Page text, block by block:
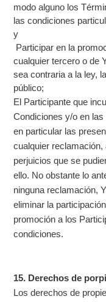
modo alguno los
las condiciones
y
Participar en la
cualquier tercero o de
sea contraria a la ley,
público;
El Participante que
Condiciones y/o en
en particular las
cualquier
perjuicios que se
ello. No obstante lo
ninguna reclamación,
eliminar la
promoción a los
condiciones.
15. Derechos de
Los derechos de